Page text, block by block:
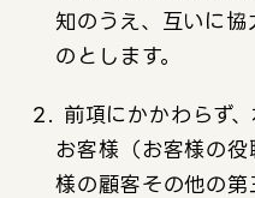
知のうえ、互いに
のとします。
2. 前項にかかわらず、
お客様（お客様の
様の顧客その他の